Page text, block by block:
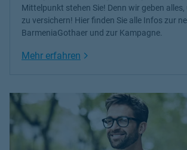
Mittelpunkt stehen Sie! Denn wir geben
zu versichern! Hier finden Sie alle Infos zur
BarmeniaGothaer und zur Kampagne.
Mehr erfahren Link Opens in New Tab